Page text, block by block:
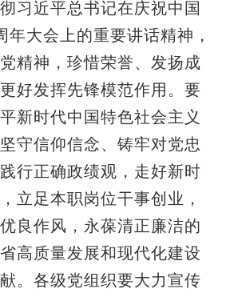
习近平总书记在庆祝中国
年大会上的重要讲话精神，
精神，珍惜荣誉、发扬成
好发挥先锋模范作用。要
新时代中国特色社会主义
守信仰信念、铸牢对党忠
行正确政绩观，走好新时
立足本职岗位干事创业，
良作风，永葆清正廉洁的
高质量发展和现代化建设
。各级党组织要大力宣传